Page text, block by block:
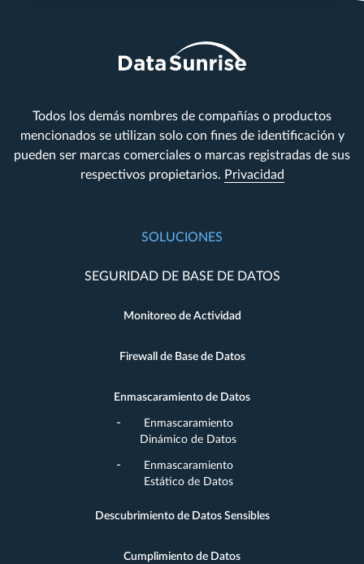
Todos los demás nombres de compañías o productos
mencionados se utilizan solo con fines de identificación y
pueden ser marcas comerciales o marcas registradas de sus
respectivos propietarios. Privacidad
SOLUCIONES
SEGURIDAD DE BASE DE DATOS
Monitoreo de Actividad
Firewall de Base de Datos
Enmascaramiento de Datos
Enmascaramiento
Dinámico de Datos
Enmascaramiento
Estático de Datos
Descubrimiento de Datos Sensibles
Cumplimiento de Datos